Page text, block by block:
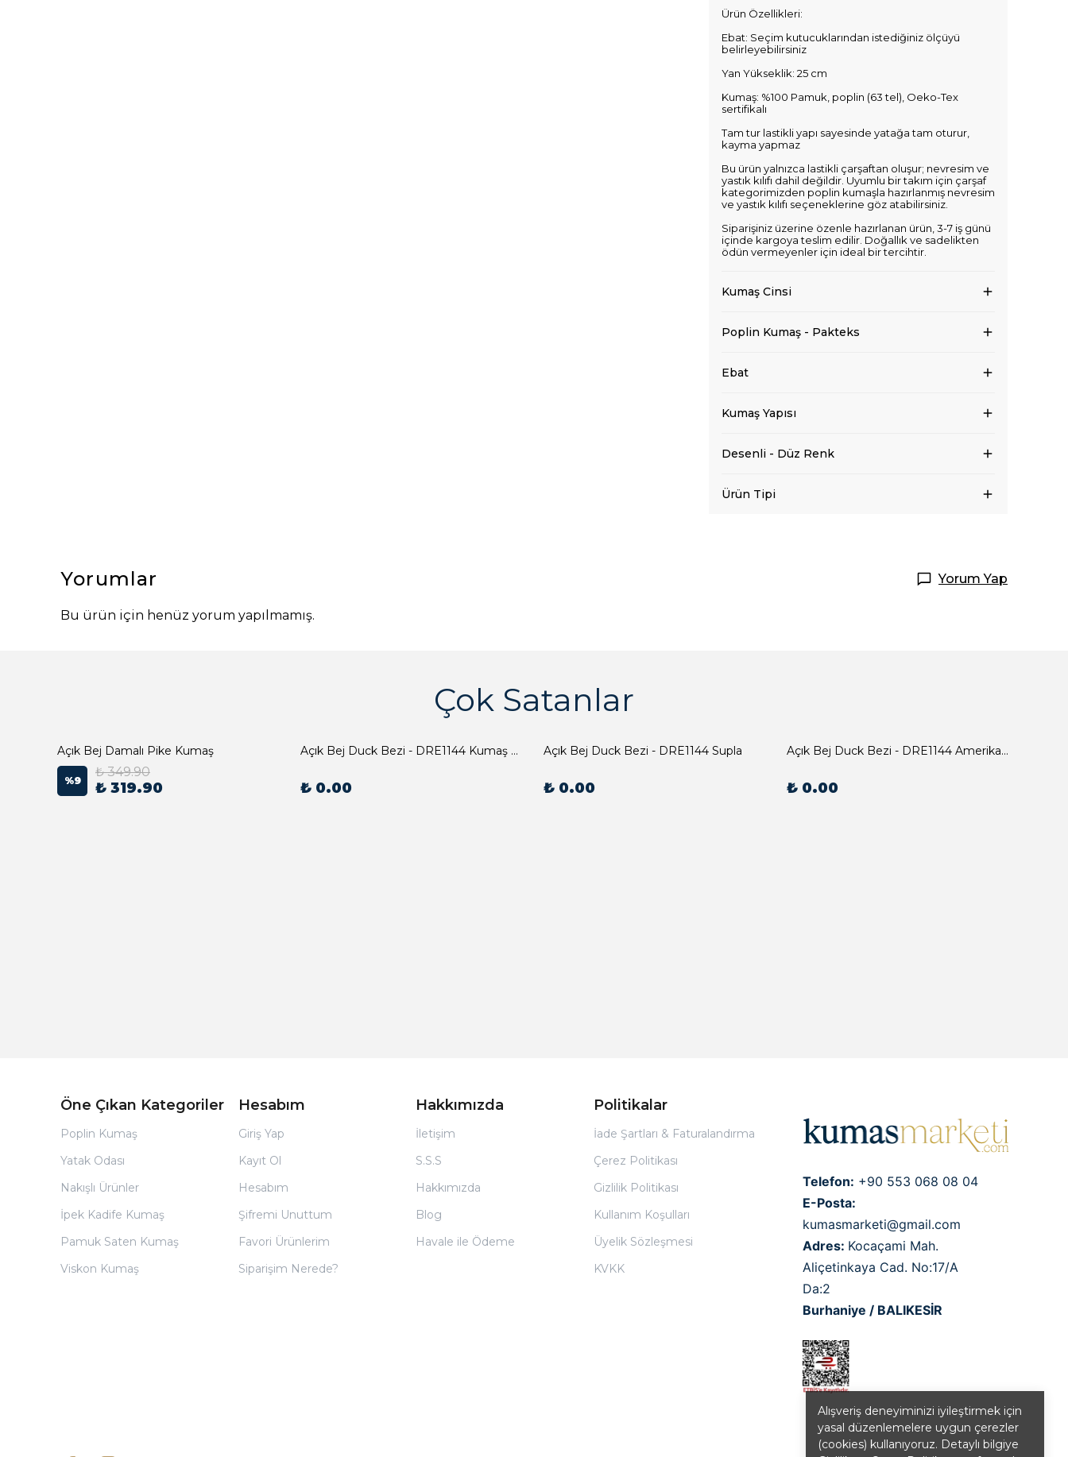
Alışveriş deneyiminizi iyileştirmek için
yasal düzenlemelere uygun çerezler
(cookies) kullanıyoruz. Detaylı bilgiye
Ürün Özellikleri:
Ebat: Seçim kutucuklarından istediğiniz ölçüyü
belirleyebilirsiniz
Yan Yükseklik: 25 cm
Kumaş: %100 Pamuk, poplin (63 tel), Oeko-Tex
sertifikalı
Tam tur lastikli yapı sayesinde yatağa tam oturur,
kayma yapmaz
Bu ürün yalnızca lastikli çarşaftan oluşur; nevresim ve
yastık kılıfı dahil değildir. Uyumlu bir takım için çarşaf
kategorimizden poplin kumaşla hazırlanmış nevresim
ve yastık kılıfı seçeneklerine göz atabilirsiniz.
Siparişiniz üzerine özenle hazırlanan ürün, 3-7 iş günü
içinde kargoya teslim edilir. Doğallık ve sadelikten
ödün vermeyenler için ideal bir tercihtir.
Kumaş Cinsi
Poplin Kumaş - Pakteks
Ebat
Kumaş Yapısı
Desenli - Düz Renk
Ürün Tipi
Yorumlar Yorum Yap
Bu ürün için henüz yorum yapılmamış.
Çok Satanlar
Açık Bej Damalı Pike Kumaş
%9
₺ 349.90
₺ 319.90
Açık Bej Duck Bezi - DRE1144 Kumaş Peçete
₺ 0.00
Açık Bej Duck Bezi - DRE1144 Supla
₺ 0.00
Açık Bej Duck Bezi - DRE1144 Amerikan Servis
₺ 0.00
Öne Çıkan Kategoriler
Poplin Kumaş
Yatak Odası
Nakışlı Ürünler
İpek Kadife Kumaş
Pamuk Saten Kumaş
Viskon Kumaş
Hesabım
Giriş Yap
Kayıt Ol
Hesabım
Şifremi Unuttum
Favori Ürünlerim
Siparişim Nerede?
Hakkımızda
İletişim
S.S.S
Hakkımızda
Blog
Havale ile Ödeme
Politikalar
İade Şartları & Faturalandırma
Çerez Politikası
Gizlilik Politikası
Kullanım Koşulları
Üyelik Sözleşmesi
KVKK
Telefon: +90 553 068 08 04
E-Posta:
kumasmarketi@gmail.com
Adres: Kocaçami Mah.
Aliçetinkaya Cad. No:17/A
Da:2
Burhaniye / BALIKESİR